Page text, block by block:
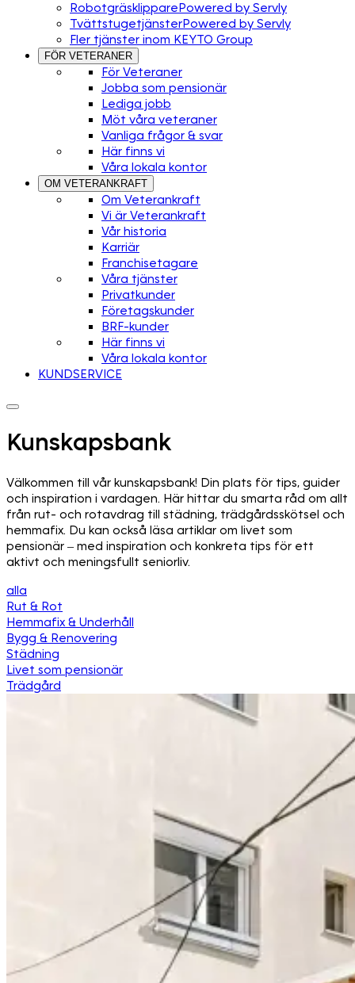
RobotgräsklipparePowered by Servly
TvättstugetjänsterPowered by Servly
Fler tjänster inom KEYTO Group
FÖR VETERANER
För Veteraner
Jobba som pensionär
Lediga jobb
Möt våra veteraner
Vanliga frågor & svar
Här finns vi
Våra lokala kontor
OM VETERANKRAFT
Om Veterankraft
Vi är Veterankraft
Vår historia
Karriär
Franchisetagare
Våra tjänster
Privatkunder
Företagskunder
BRF-kunder
Här finns vi
Våra lokala kontor
KUNDSERVICE
Kunskapsbank
Välkommen till vår kunskapsbank! Din plats för tips, guider
och inspiration i vardagen. Här hittar du smarta råd om allt
från rut- och rotavdrag till städning, trädgårdsskötsel och
hemmafix. Du kan också läsa artiklar om livet som
pensionär – med inspiration och konkreta tips för ett
aktivt och meningsfullt seniorliv.
alla
Rut & Rot
Hemmafix & Underhåll
Bygg & Renovering
Städning
Livet som pensionär
Trädgård